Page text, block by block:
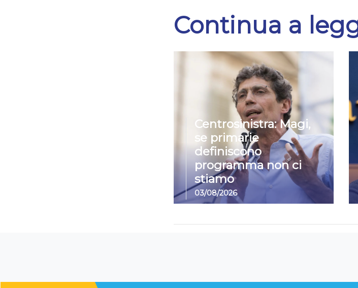
Continua a
Centrosinistra: Magi,
se primarie
definiscono
programma non ci
stiamo
03/08/2026